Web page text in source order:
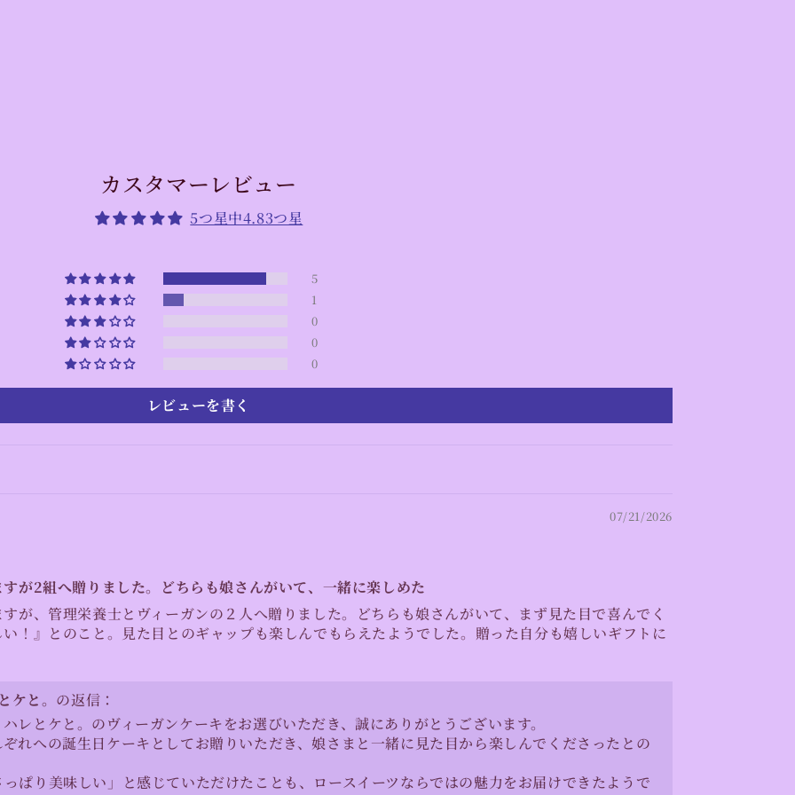
カスタマーレビュー
5つ星中4.83つ星
5
1
0
0
0
レビューを書く
07/21/2026
が2組へ贈りました。どちらも娘さんがいて、一緒に楽しめた
が、管理栄養士とヴィーガンの２人へ贈りました。どちらも娘さんがいて、まず見た目で喜んでく
！』とのこと。見た目とのギャップも楽しんでもらえたようでした。贈った自分も嬉しいギフトに
と。 の返信：
レとケと。のヴィーガンケーキをお選びいただき、誠にありがとうございます。
れへの誕生日ケーキとしてお贈りいただき、娘さまと一緒に見た目から楽しんでくださったとの
ぱり美味しい」と感じていただけたことも、ロースイーツならではの魅力をお届けできたようで